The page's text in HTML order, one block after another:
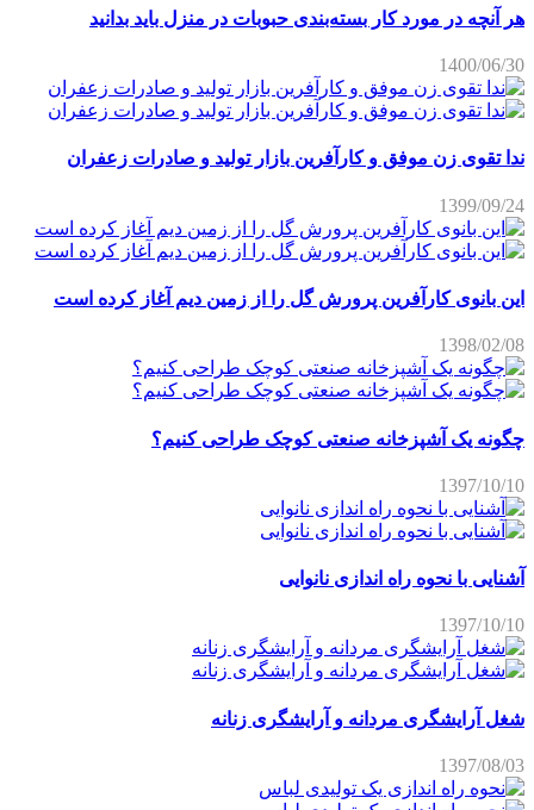
هر آنچه در مورد کار بسته‌بندی حبوبات در منزل باید بدانید
1400/06/30
ندا تقوی زن موفق و کارآفرین بازار تولید و صادرات زعفران
1399/09/24
این بانوی کارآفرین پرورش گل را از زمین دیم آغاز کرده است
1398/02/08
چگونه یک آشپزخانه صنعتی کوچک طراحی کنیم؟
1397/10/10
آشنایی با نحوه راه اندازی نانوایی
1397/10/10
شغل آرایشگری مردانه و آرایشگری زنانه
1397/08/03